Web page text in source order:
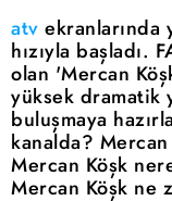
atv ekranlarında
hızıyla başladı.
olan 'Mercan
yüksek dramatik
buluşmaya
kanalda?
Mercan Köşk
Mercan Köşk ne